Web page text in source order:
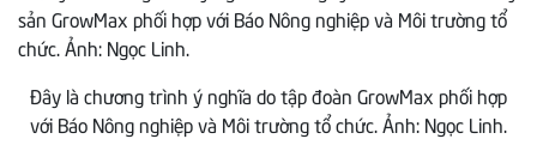
Đây là chương trình ý nghĩa do tập đoàn GrowMax phối hợp
với Báo Nông nghiệp và Môi trường tổ chức. Ảnh: Ngọc Linh.